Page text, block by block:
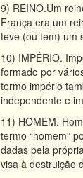
9) REINO.Um
França era um
teve (ou tem) um
10) IMPÉRIO.
formado por
termo império
independente e
11) HOMEM.
termo “homem”
dadas pela
visa à destruição